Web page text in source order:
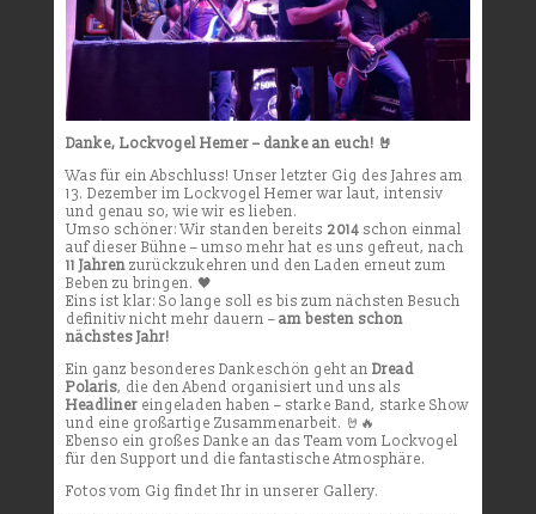
Danke, Lockvogel Hemer – danke an euch! 🤘
Was für ein Abschluss! Unser letzter Gig des Jahres am
13. Dezember im Lockvogel Hemer war laut, intensiv
und genau so, wie wir es lieben.
Umso schöner: Wir standen bereits 2014 schon einmal
auf dieser Bühne – umso mehr hat es uns gefreut, nach
11 Jahren zurückzukehren und den Laden erneut zum
Beben zu bringen. 🖤
Eins ist klar: So lange soll es bis zum nächsten Besuch
definitiv nicht mehr dauern – am besten schon
nächstes Jahr!
Ein ganz besonderes Dankeschön geht an Dread
Polaris, die den Abend organisiert und uns als
Headliner eingeladen haben – starke Band, starke Show
und eine großartige Zusammenarbeit. 🤘🔥
Ebenso ein großes Danke an das Team vom Lockvogel
für den Support und die fantastische Atmosphäre.
Fotos vom Gig findet Ihr in unserer Gallery.